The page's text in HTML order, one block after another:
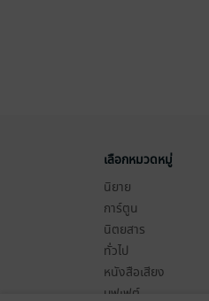
เลือกหมวดหมู่
นิยาย
การ์ตูน
นิตยสาร
ทั่วไป
หนังสือเสียง
บุฟเฟต์